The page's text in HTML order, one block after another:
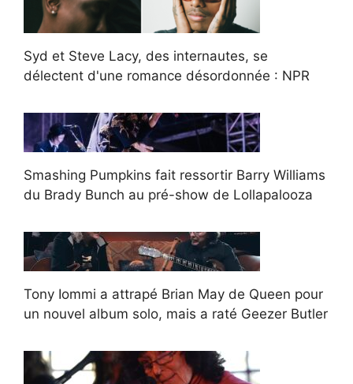
Syd et Steve Lacy, des internautes, se
délectent d'une romance désordonnée : NPR
Smashing Pumpkins fait ressortir Barry Williams
du Brady Bunch au pré-show de Lollapalooza
Tony Iommi a attrapé Brian May de Queen pour
un nouvel album solo, mais a raté Geezer Butler